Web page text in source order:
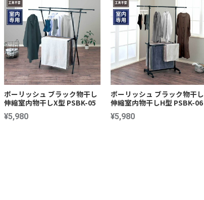
ポーリッシュ ブラック物干し
伸縮室内物干しX型 PSBK-05
¥5,980
ポーリッシュ ブラック物干し
伸縮室内物干しH型 PSBK-06
¥5,980